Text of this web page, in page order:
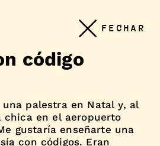
FECHAR
código
una palestra en Natal y, al
chica en el aeropuerto
gustaría enseñarte una
con códigos. Eran